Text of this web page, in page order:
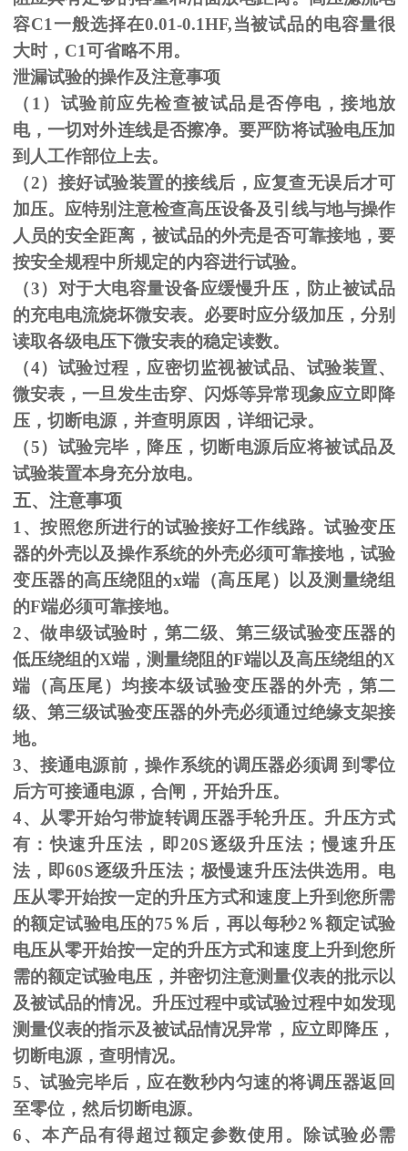
容C1一般选择在0.01-0.1HF,当被试品的电容量很
大时，C1可省略不用。
泄漏试验的操作及注意事项
（1）试验前应先检查被试品是否停电，接地放
电，一切对外连线是否擦净。要严防将试验电压加
到人工作部位上去。
（2）接好试验装置的接线后，应复查无误后才可
加压。应特别注意检查高压设备及引线与地与操作
人员的安全距离，被试品的外壳是否可靠接地，要
按安全规程中所规定的内容进行试验。
（3）对于大电容量设备应缓慢升压，防止被试品
的充电电流烧坏微安表。必要时应分级加压，分别
读取各级电压下微安表的稳定读数。
（4）试验过程，应密切监视被试品、试验装置、
微安表，一旦发生击穿、闪烁等异常现象应立即降
压，切断电源，并查明原因，详细记录。
（5）试验完毕，降压，切断电源后应将被试品及
试验装置本身充分放电。
五、注意事项
1、按照您所进行的试验接好工作线路。试验变压
器的外壳以及操作系统的外壳必须可靠接地，试验
变压器的高压绕阻的x端（高压尾）以及测量绕组
的F端必须可靠接地。
2、做串级试验时，第二级、第三级试验变压器的
低压绕组的X端，测量绕阻的F端以及高压绕组的X
端（高压尾）均接本级试验变压器的外壳，第二
级、第三级试验变压器的外壳必须通过绝缘支架接
地。
3、接通电源前，操作系统的调压器必须调 到零位
后方可接通电源，合闸，开始升压。
4、从零开始匀带旋转调压器手轮升压。升压方式
有：快速升压法，即20S逐级升压法；慢速升压
法，即60S逐级升压法；极慢速升压法供选用。电
压从零开始按一定的升压方式和速度上升到您所需
的额定试验电压的75％后，再以每秒2％额定试验
电压从零开始按一定的升压方式和速度上升到您所
需的额定试验电压，并密切注意测量仪表的批示以
及被试品的情况。升压过程中或试验过程中如发现
测量仪表的指示及被试品情况异常，应立即降压，
切断电源，查明情况。
5、试验完毕后，应在数秒内匀速的将调压器返回
至零位，然后切断电源。
6、本产品有得超过额定参数使用。除试验必需